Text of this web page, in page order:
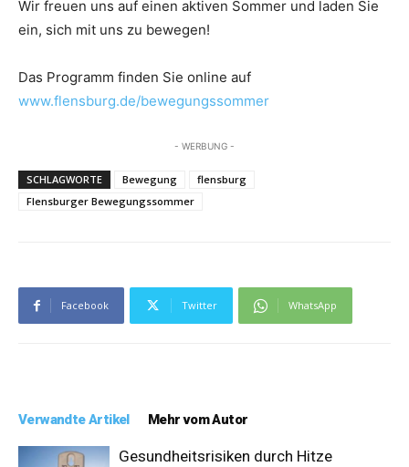
Wir freuen uns auf einen aktiven Sommer und laden Sie
ein, sich mit uns zu bewegen!
Das Programm finden Sie online auf
www.flensburg.de/bewegungssommer
- WERBUNG -
SCHLAGWORTE Bewegung
flensburg
Flensburger Bewegungssommer
Facebook Twitter WhatsApp
Verwandte Artikel Mehr vom Autor
Gesundheitsrisiken durch Hitze